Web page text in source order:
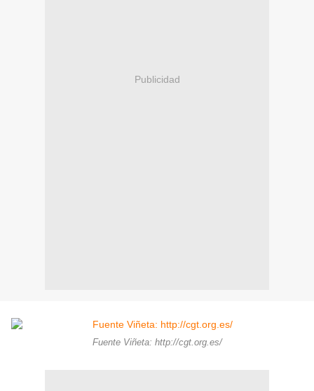
Publicidad
Fuente Viñeta: http://cgt.org.es/